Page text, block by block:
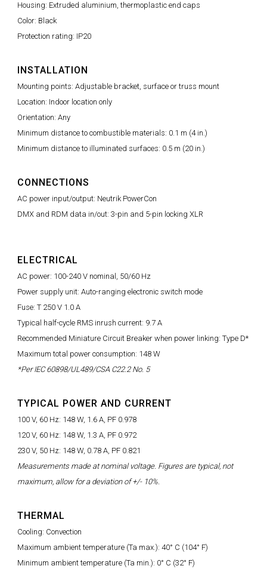
Housing: Extruded aluminium, thermoplastic end caps
Color: Black
Protection rating: IP20
INSTALLATION
Mounting points: Adjustable bracket, surface or truss mount
Location: Indoor location only
Orientation: Any
Minimum distance to combustible materials: 0.1 m (4 in.)
Minimum distance to illuminated surfaces: 0.5 m (20 in.)
CONNECTIONS
AC power input/output: Neutrik PowerCon
DMX and RDM data in/out: 3-pin and 5-pin locking XLR
ELECTRICAL
AC power: 100-240 V nominal, 50/60 Hz
Power supply unit: Auto-ranging electronic switch mode
Fuse: T 250 V 1.0 A
Typical half-cycle RMS inrush current: 9.7 A
Recommended Miniature Circuit Breaker when power linking: Type D*
Maximum total power consumption: 148 W
*Per IEC 60898/UL489/CSA C22.2 No. 5
TYPICAL POWER AND CURRENT
100 V, 60 Hz: 148 W, 1.6 A, PF 0.978
120 V, 60 Hz: 148 W, 1.3 A, PF 0.972
230 V, 50 Hz: 148 W, 0.78 A, PF 0.821
Measurements made at nominal voltage. Figures are typical, not
maximum, allow for a deviation of +/- 10%.
THERMAL
Cooling: Convection
Maximum ambient temperature (Ta max.): 40° C (104° F)
Minimum ambient temperature (Ta min.): 0° C (32° F)